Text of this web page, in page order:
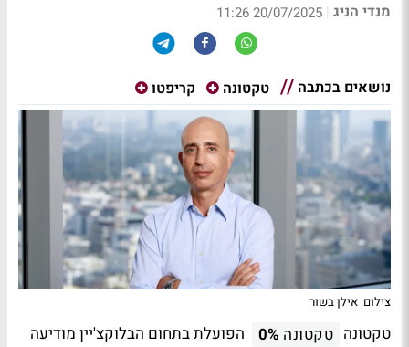
מנדי הניג |
20/07/2025 11:26
נושאים בכתבה טקטונה קריפטו
צילום: אילן בשור
טקטונה טקטונה 0%
הפועלת בתחום הבלוקצ'יין מודיעה